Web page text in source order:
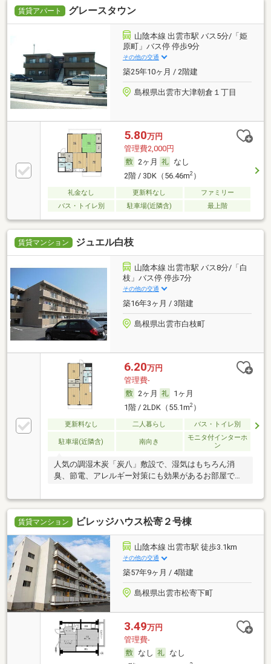
賃貸アパート グレースタウン
山陰本線 出雲市駅 バス5分/「姫
原町」バス停 停歩9分
その他の交通
築25年10ヶ月 / 2階建
島根県出雲市大津朝倉１丁目
5.80万円
管理費2,000円
2ヶ月
なし
2階 / 3DK（56.46m2）
礼金なし 更新料なし
ファミリー
バス・トイレ別
駐車場(近隣含) 最上階
賃貸マンション ジュエル白枝
山陰本線 出雲市駅 バス8分/「白
枝」バス停 停歩7分
その他の交通
築16年3ヶ月 / 3階建
島根県出雲市白枝町
6.20万円
管理費-
2ヶ月
1ヶ月
1階 / 2LDK（55.1m2）
更新料なし 二人暮らし バス・トイレ別
駐車場(近隣含) 南向き
モニタ付インターホ
ン
人気の調湿木炭「炭八」敷設で、湿気はもちろん消
臭、節電、アレルギー対策にも効果があるお部屋で
賃貸マンション ビレッジハウス松寄２号棟
山陰本線 出雲市駅 徒歩3.1km
その他の交通
築57年9ヶ月 / 4階建
島根県出雲市松寄下町
3.49万円
管理費-
なし
なし